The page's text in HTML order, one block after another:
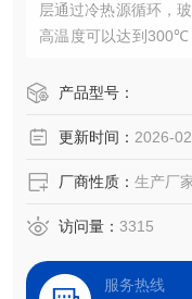
层通过冷热源循环，
高温度可以达到300℃
反应。而且它的独到
产品型号：
更新时间： 2026-
厂商性质： 生产厂
访问量： 3315
服务热线